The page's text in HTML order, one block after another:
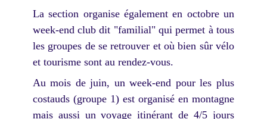
La section organise également en octobre un
week-end club dit "familial" qui permet à tous
les groupes de se retrouver et où bien sûr vélo
et tourisme sont au rendez-vous.
Au mois de juin, un week-end pour les plus
costauds (groupe 1) est organisé en montagne
mais aussi un voyage itinérant de 4/5 jours